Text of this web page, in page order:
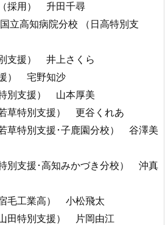
採用） 升田千尋
立高知病院分校 （日高特別支
支援） 井上さくら
） 宅野知沙
別支援） 山本厚美
草特別支援） 更谷くれあ
草特別支援･子鹿園分校） 谷澤美
別支援･高知みかづき分校） 沖真
毛工業高） 小松飛太
田特別支援） 片岡由江